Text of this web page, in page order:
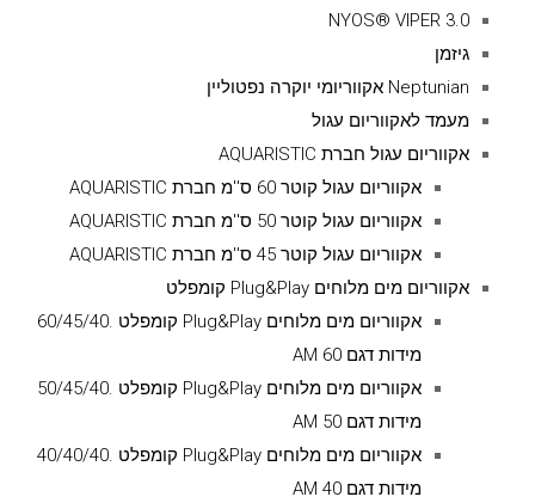
NYOS® VIPER 3.0
גיזמן
Neptunian אקווריומי יוקרה נפטוליין
מעמד לאקווריום עגול
אקווריום עגול חברת AQUARISTIC
אקווריום עגול קוטר 60 ס''מ חברת AQUARISTIC
אקווריום עגול קוטר 50 ס''מ חברת AQUARISTIC
אקווריום עגול קוטר 45 ס''מ חברת AQUARISTIC
אקווריום מים מלוחים Plug&Play קומפלט
אקווריום מים מלוחים Plug&Play קומפלט .60/45/40
מידות דגם AM 60
אקווריום מים מלוחים Plug&Play קומפלט .50/45/40
מידות דגם AM 50
אקווריום מים מלוחים Plug&Play קומפלט .40/40/40
מידות דגם AM 40